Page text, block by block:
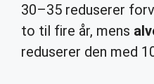
30–35 reduserer
to til fire år, mens
reduserer den med